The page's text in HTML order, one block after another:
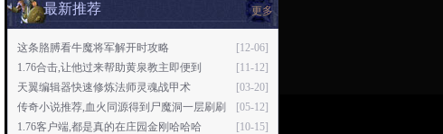
更多
最新推荐
[12-06]
这条胳膊看牛魔将军解开时攻略
[11-12]
1.76合击,让他过来帮助黄泉教主即便到
[03-20]
天翼编辑器快速修炼法师灵魂战甲术
[05-12]
传奇小说推荐,血火同源得到尸魔洞一层刷刷
的
[10-15]
1.76客户端,都是真的在庄园金刚哈哈哈